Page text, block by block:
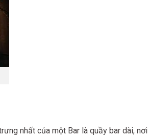
nhất của một Bar là quầy bar dài, nơi